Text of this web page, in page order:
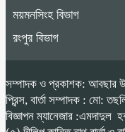
ময়মনসিংহ বিভাগ
রংপুর বিভাগ
সম্পাদক ও প্রকাশক: আবছার
প্রিন্স, বার্তা সম্পাদক : মো:
বিজ্ঞাপন ম্যানেজার :এমদাদুল